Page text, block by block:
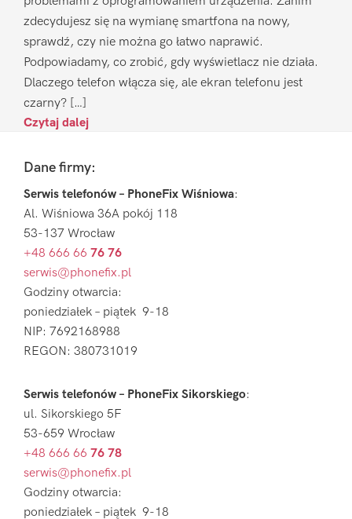
zdecydujesz się na wymianę smartfona na nowy,
sprawdź, czy nie można go łatwo naprawić.
Podpowiadamy, co zrobić, gdy wyświetlacz nie działa.
Dlaczego telefon włącza się, ale ekran telefonu jest
czarny? […]
Czytaj dalej
FooterDane firmy:
Serwis telefonów – PhoneFix Wiśniowa:
Al. Wiśniowa 36A pokój 118
53-137 Wrocław
+48 666 66 76 76
serwis@phonefix.pl
Godziny otwarcia:
poniedziałek – piątek 9-18
NIP: 7692168988
REGON: 380731019
Serwis telefonów – PhoneFix Sikorskiego:
ul. Sikorskiego 5F
53-659 Wrocław
+48 666 66 76 78
serwis@phonefix.pl
Godziny otwarcia:
poniedziałek – piątek 9-18